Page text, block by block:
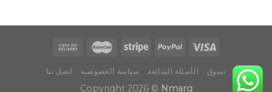
تسوق الأسئلة الشائعة سياسة الخصوصية اتصل بنا
Copyright 2026 © Nmarg